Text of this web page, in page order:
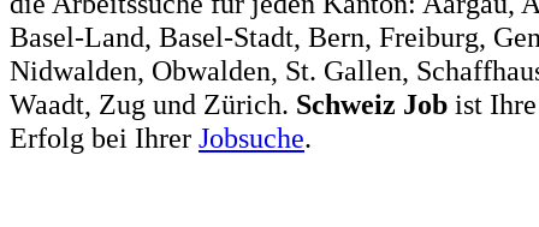
Basel-Land, Basel-Stadt, Bern, Freiburg,
Nidwalden, Obwalden, St. Gallen,
Waadt, Zug und Zürich. Schweiz Job ist
Erfolg bei Ihrer Jobsuche.